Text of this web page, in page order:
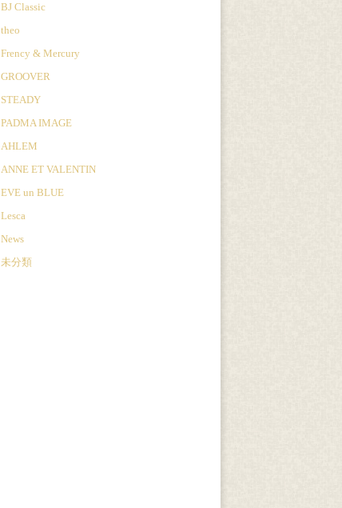
BJ Classic
theo
Frency & Mercury
GROOVER
STEADY
PADMA IMAGE
AHLEM
ANNE ET VALENTIN
EVE un BLUE
Lesca
News
未分類